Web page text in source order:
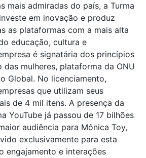
mais admiradas do país, a Turma
em inovação e produz
as plataformas com a mais alta
educação, cultura e
é signatária dos princípios
das mulheres, plataforma da ONU
Global. No licenciamento,
que utilizam seus
de 4 mil itens. A presença da
YouTube já passou de 17 bilhões
audiência para Mônica Toy,
exclusivamente para esta
engajamento e interações